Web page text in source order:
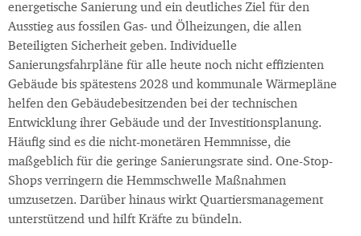
energetische Sanierung und ein deutliches Ziel für den
Ausstieg aus fossilen Gas- und Ölheizungen, die allen
Beteiligten Sicherheit geben. Individuelle
Sanierungsfahrpläne für alle heute noch nicht effizienten
Gebäude bis spätestens 2028 und kommunale Wärmepläne
helfen den Gebäudebesitzenden bei der technischen
Entwicklung ihrer Gebäude und der Investitionsplanung.
Häufig sind es die nicht-monetären Hemmnisse, die
maßgeblich für die geringe Sanierungsrate sind. One-Stop-
Shops verringern die Hemmschwelle Maßnahmen
umzusetzen. Darüber hinaus wirkt Quartiersmanagement
unterstützend und hilft Kräfte zu bündeln.